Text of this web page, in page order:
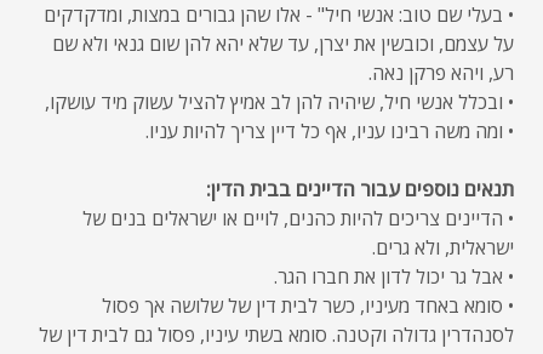
• בעלי שם טוב: אנשי חיל" - אלו שהן גבורים במצות, ומדקדקים
על עצמם, וכובשין את יצרן, עד שלא יהא להן שום גנאי ולא שם
רע, ויהא פרקן נאה.
• ובכלל אנשי חיל, שיהיה להן לב אמיץ להציל עשוק מיד עושקו,
• ומה משה רבינו עניו, אף כל דיין צריך להיות עניו.
תנאים נוספים עבור הדיינים בבית הדין:
• הדיינים צריכים להיות כהנים, לויים או ישראלים בנים של
ישראלית, ולא גרים.
• אבל גר יכול לדון את חברו הגר.
• סומא באחד מעיניו, כשר לבית דין של שלושה אך פסול
לסנהדרין גדולה וקטנה. סומא בשתי עיניו, פסול גם לבית דין של